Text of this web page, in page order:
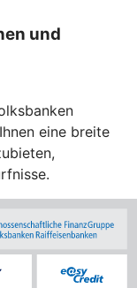
und
eine breite